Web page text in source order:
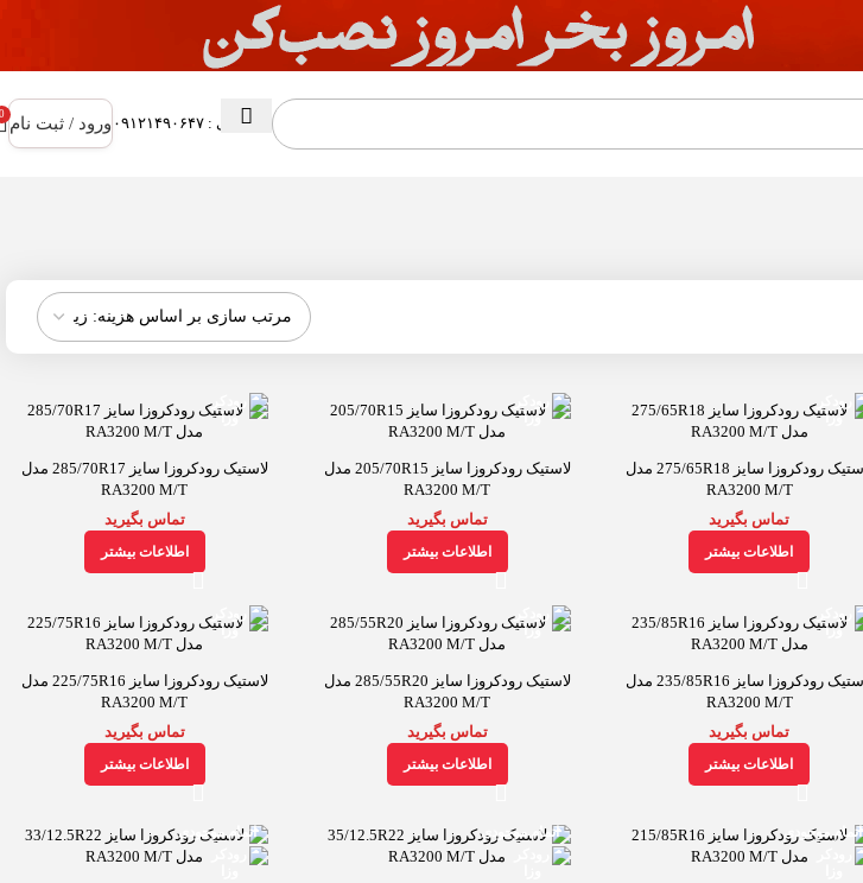
پشتیبانی : ۰۹۱۲۱۴۹۰۶۴۷ ورود / ثبت نام
لاستیک رودکروزا سایز 275/65R18 مدل
RA3200 M/T
تماس بگیرید
اطلاعات بیشتر
لاستیک رودکروزا سایز 205/70R15 مدل
RA3200 M/T
تماس بگیرید
اطلاعات بیشتر
لاستیک رودکروزا سایز 285/70R17 مدل
RA3200 M/T
تماس بگیرید
اطلاعات بیشتر
لاستیک رودکروزا سایز 235/85R16 مدل
RA3200 M/T
تماس بگیرید
اطلاعات بیشتر
لاستیک رودکروزا سایز 285/55R20 مدل
RA3200 M/T
تماس بگیرید
اطلاعات بیشتر
لاستیک رودکروزا سایز 225/75R16 مدل
RA3200 M/T
تماس بگیرید
اطلاعات بیشتر
اتمام موجودی اتمام موجودی اتمام موجودی